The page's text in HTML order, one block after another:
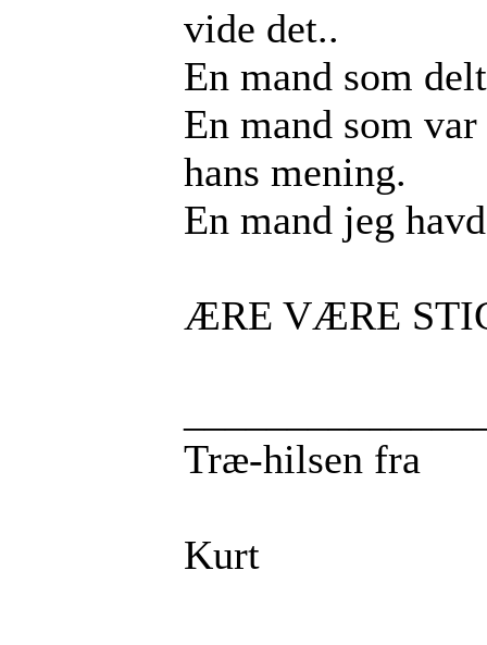
vide det..
En mand som
En mand som
hans mening.
En mand jeg
ÆRE VÆRE
Træ-hilsen fra
Kurt